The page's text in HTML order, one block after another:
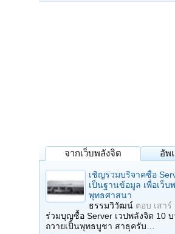
จากเว็บพลังจิต อัพ
เชิญร่วมบริจาคซื้อ
เป็นฐานข้อมูล เพื่อเว็บ
พุทธศาสนา
ธรรมวิวัฒน์ ตอบ เสาร์
ร่วมบุญซื้อ Server เวปพลังจิต 10
ถวายเป็นพุทธบูชา สาธุครับ…